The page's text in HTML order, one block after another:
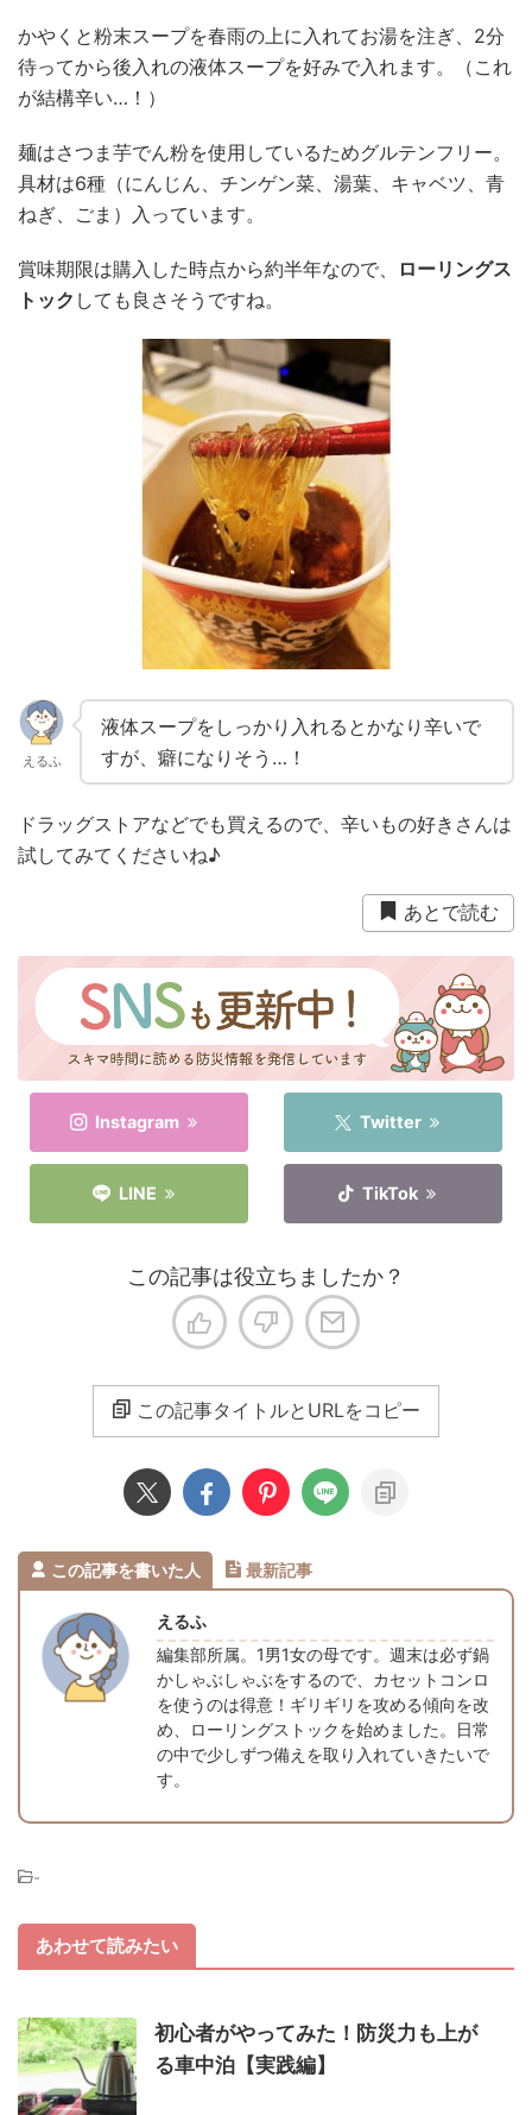
かやくと粉末スープを春雨の上に入れてお湯を注ぎ、2分
待ってから後入れの液体スープを好みで入れます。（これ
が結構辛い…！）
麺はさつま芋でん粉を使用しているためグルテンフリー。
具材は6種（にんじん、チンゲン菜、湯葉、キャベツ、青
ねぎ、ごま）入っています。
賞味期限は購入した時点から約半年なので、
ローリングス
トック しても良さそうですね。
えるふ
液体スープをしっかり入れるとかなり辛いで
すが、癖になりそう…！
ドラッグストアなどでも買えるので、辛いもの好きさんは
試してみてくださいね♪
あとで読む
Instagram Twitter
LINE TikTok
この記事は役立ちましたか？
この記事タイトルとURLをコピー
この記事を書いた人 最新記事
えるふ
編集部所属。1男1女の母です。週末は必ず鍋
かしゃぶしゃぶをするので、カセットコンロ
を使うのは得意！ギリギリを攻める傾向を改
め、ローリングストックを始めました。日常
の中で少しずつ備えを取り入れていきたいで
す。
-
あわせて読みたい
初心者がやってみた！防災力も上が
る車中泊【実践編】